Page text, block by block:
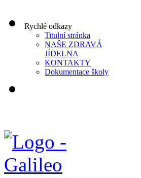
Rychlé odkazy
Titulní stránka
NAŠE ZDRAVÁ
JÍDELNA
KONTAKTY
Dokumentace školy